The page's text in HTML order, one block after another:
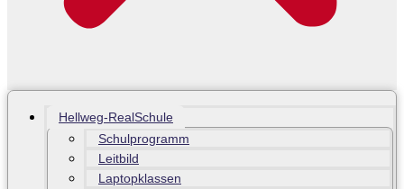
Hellweg-RealSchule
Schulprogramm
Leitbild
Laptopklassen